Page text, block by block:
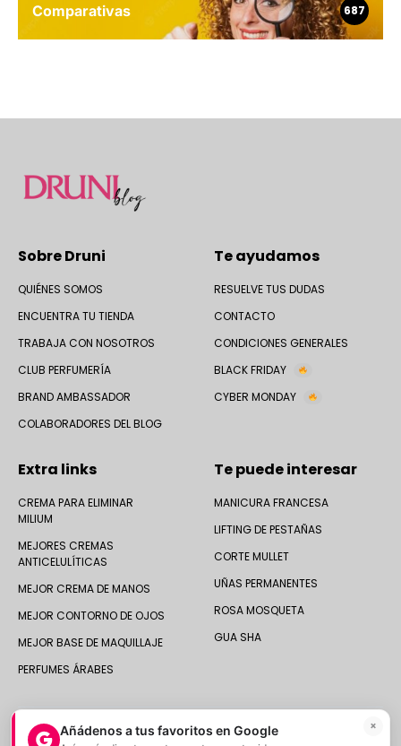
Comparativas 687
Sobre Druni
QUIÉNES SOMOS
ENCUENTRA TU TIENDA
TRABAJA CON NOSOTROS
CLUB PERFUMERÍA
BRAND AMBASSADOR
COLABORADORES DEL BLOG
Te ayudamos
RESUELVE TUS DUDAS
CONTACTO
CONDICIONES GENERALES
BLACK FRIDAY
CYBER MONDAY
Extra links
CREMA PARA ELIMINAR
MILIUM
MEJORES CREMAS
ANTICELULÍTICAS
MEJOR CREMA DE MANOS
MEJOR CONTORNO DE OJOS
MEJOR BASE DE MAQUILLAJE
PERFUMES ÁRABES
Te puede interesar
MANICURA FRANCESA
LIFTING DE PESTAÑAS
CORTE MULLET
UÑAS PERMANENTES
ROSA MOSQUETA
GUA SHA
Añádenos a tus favoritos en Google ×